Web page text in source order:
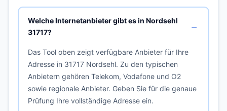
Welche Internetanbieter gibt es in Nordsehl
31717?
Das Tool oben zeigt verfügbare Anbieter für Ihre
Adresse in 31717 Nordsehl. Zu den typischen
Anbietern gehören Telekom, Vodafone und O2
sowie regionale Anbieter. Geben Sie für die genaue
Prüfung Ihre vollständige Adresse ein.